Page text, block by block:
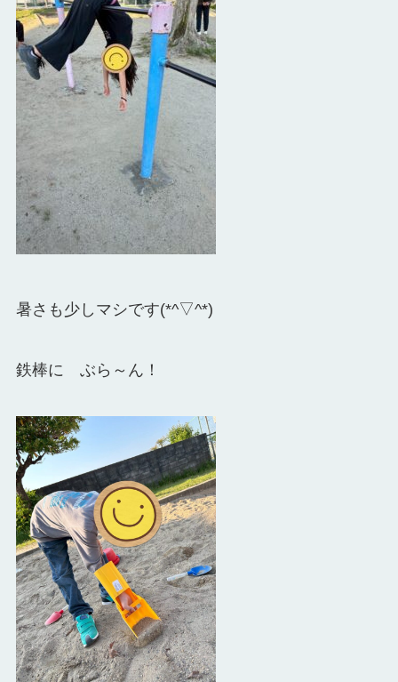
暑さも少しマシです(*^▽^*)
鉄棒に ぶら～ん！